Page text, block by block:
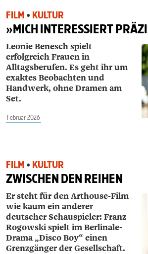
FILM • KULTUR
»MICH INTERESSIERT
Leonie Benesch spielt
erfolgreich Frauen in
Alltagsberufen. Es geht ihr um
exaktes Beobachten und
Handwerk, ohne Dramen am
Set.
Februar 2026
FILM • KULTUR
ZWISCHEN DEN REIHEN
Er steht für den Arthouse-Film
wie kaum ein anderer
deutscher Schauspieler: Franz
Rogowski spielt im Berlinale-
Drama „Disco Boy“ einen
Grenzgänger der Gesellschaft.